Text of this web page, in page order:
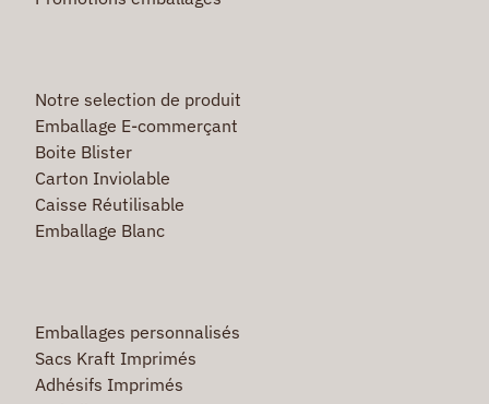
Notre selection de produit
Emballage E-commerçant
Boite Blister
Carton Inviolable
Caisse Réutilisable
Emballage Blanc
Emballages personnalisés
Sacs Kraft Imprimés
Adhésifs Imprimés